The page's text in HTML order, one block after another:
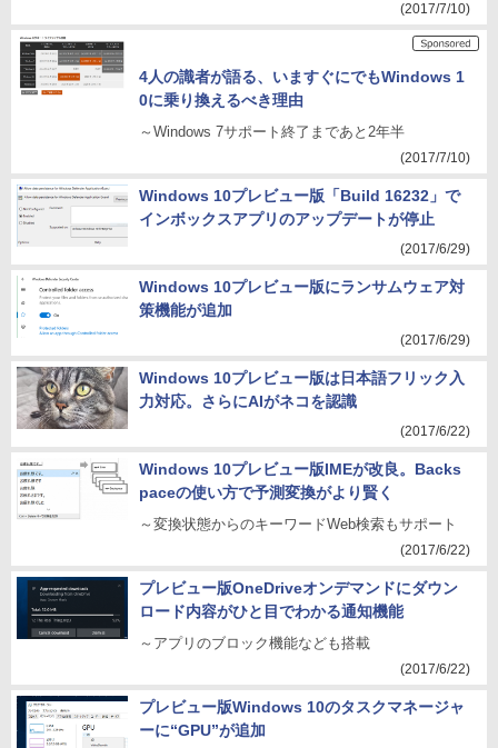
(2017/7/10)
4人の識者が語る、いますぐにでもWindows 1
0に乗り換えるべき理由
～Windows 7サポート終了まであと2年半
(2017/7/10)
Windows 10プレビュー版「Build 16232」で
インボックスアプリのアップデートが停止
(2017/6/29)
Windows 10プレビュー版にランサムウェア対
策機能が追加
(2017/6/29)
Windows 10プレビュー版は日本語フリック入
力対応。さらにAIがネコを認識
(2017/6/22)
Windows 10プレビュー版IMEが改良。Backs
paceの使い方で予測変換がより賢く
～変換状態からのキーワードWeb検索もサポート
(2017/6/22)
プレビュー版OneDriveオンデマンドにダウン
ロード内容がひと目でわかる通知機能
～アプリのブロック機能なども搭載
(2017/6/22)
プレビュー版Windows 10のタスクマネージャ
ーに“GPU”が追加